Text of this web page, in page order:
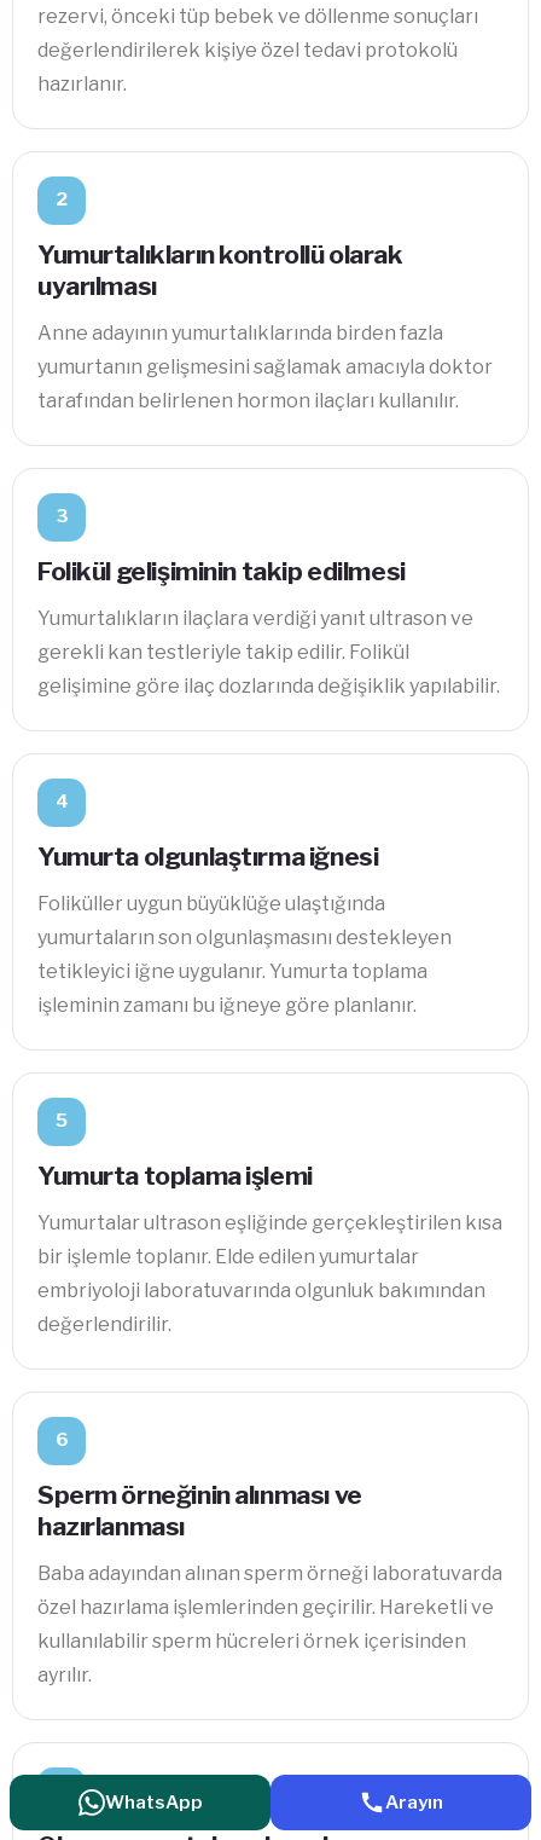
rezervi, önceki tüp bebek ve döllenme sonuçları
değerlendirilerek kişiye özel tedavi protokolü
hazırlanır.
2
Yumurtalıkların kontrollü olarak
uyarılması
Anne adayının yumurtalıklarında birden fazla
yumurtanın gelişmesini sağlamak amacıyla doktor
tarafından belirlenen hormon ilaçları kullanılır.
3
Folikül gelişiminin takip edilmesi
Yumurtalıkların ilaçlara verdiği yanıt ultrason ve
gerekli kan testleriyle takip edilir. Folikül
gelişimine göre ilaç dozlarında değişiklik yapılabilir.
4
Yumurta olgunlaştırma iğnesi
Foliküller uygun büyüklüğe ulaştığında
yumurtaların son olgunlaşmasını destekleyen
tetikleyici iğne uygulanır. Yumurta toplama
işleminin zamanı bu iğneye göre planlanır.
5
Yumurta toplama işlemi
Yumurtalar ultrason eşliğinde gerçekleştirilen kısa
bir işlemle toplanır. Elde edilen yumurtalar
embriyoloji laboratuvarında olgunluk bakımından
değerlendirilir.
6
Sperm örneğinin alınması ve
hazırlanması
Baba adayından alınan sperm örneği laboratuvarda
özel hazırlama işlemlerinden geçirilir. Hareketli ve
kullanılabilir sperm hücreleri örnek içerisinden
ayrılır.
WhatsApp Arayın